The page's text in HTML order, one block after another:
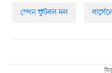
স্পেন ফুটবল দল